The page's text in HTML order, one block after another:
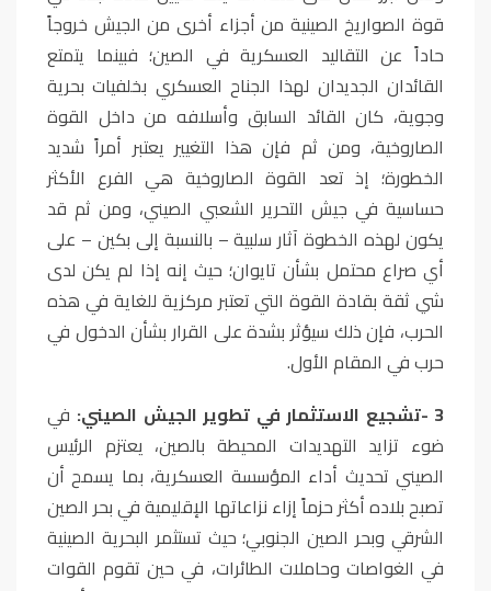
قوة الصواريخ الصينية من أجزاء أخرى من الجيش خروجاً
حاداً عن التقاليد العسكرية في الصين؛ فبينما يتمتع
القائدان الجديدان لهذا الجناح العسكري بخلفيات بحرية
وجوية، كان القائد السابق وأسلافه من داخل القوة
الصاروخية، ومن ثم فإن هذا التغيير يعتبر أمراً شديد
الخطورة؛ إذ تعد القوة الصاروخية هي الفرع الأكثر
حساسية في جيش التحرير الشعبي الصيني، ومن ثم قد
يكون لهذه الخطوة آثار سلبية – بالنسبة إلى بكين – على
أي صراع محتمل بشأن تايوان؛ حيث إنه إذا لم يكن لدى
شي ثقة بقادة القوة التي تعتبر مركزية للغاية في هذه
الحرب، فإن ذلك سيؤثر بشدة على القرار بشأن الدخول في
حرب في المقام الأول.
3
-تشجيع الاستثمار في تطوير الجيش الصيني: في
ضوء تزايد التهديدات المحيطة بالصين، يعتزم الرئيس
الصيني تحديث أداء المؤسسة العسكرية، بما يسمح أن
تصبح بلاده أكثر حزماً إزاء نزاعاتها الإقليمية في بحر الصين
الشرقي وبحر الصين الجنوبي؛ حيث تستثمر البحرية الصينية
في الغواصات وحاملات الطائرات، في حين تقوم القوات